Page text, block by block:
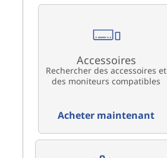
Accessoires
Rechercher des accessoires et
des moniteurs compatibles
Acheter maintenant